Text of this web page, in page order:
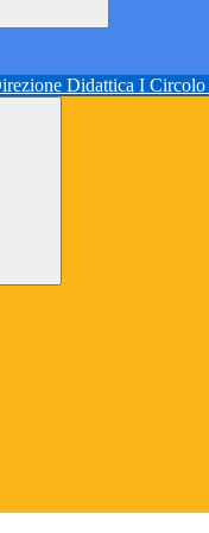
Didattica I Circolo